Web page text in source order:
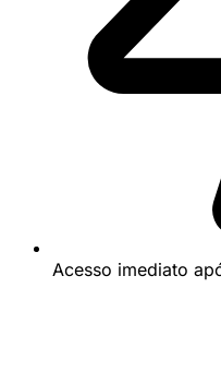
Acesso imediato